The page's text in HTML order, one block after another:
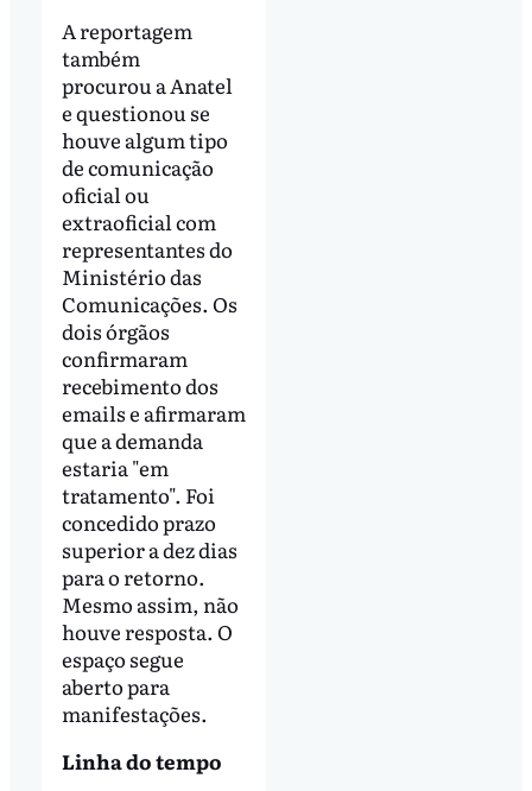
A reportagem
também
procurou a Anatel
e questionou se
houve algum tipo
de comunicação
oficial ou
extraoficial com
representantes do
Ministério das
Comunicações. Os
dois órgãos
confirmaram
recebimento dos
emails e afirmaram
que a demanda
estaria "em
tratamento". Foi
concedido prazo
superior a dez dias
para o retorno.
Mesmo assim, não
houve resposta. O
espaço segue
aberto para
manifestações.
Linha do tempo